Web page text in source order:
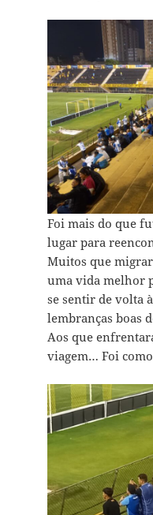
Foi mais do que
lugar para
Muitos que
uma vida melhor
se sentir de volta
lembranças boas
Aos que
viagem… Foi